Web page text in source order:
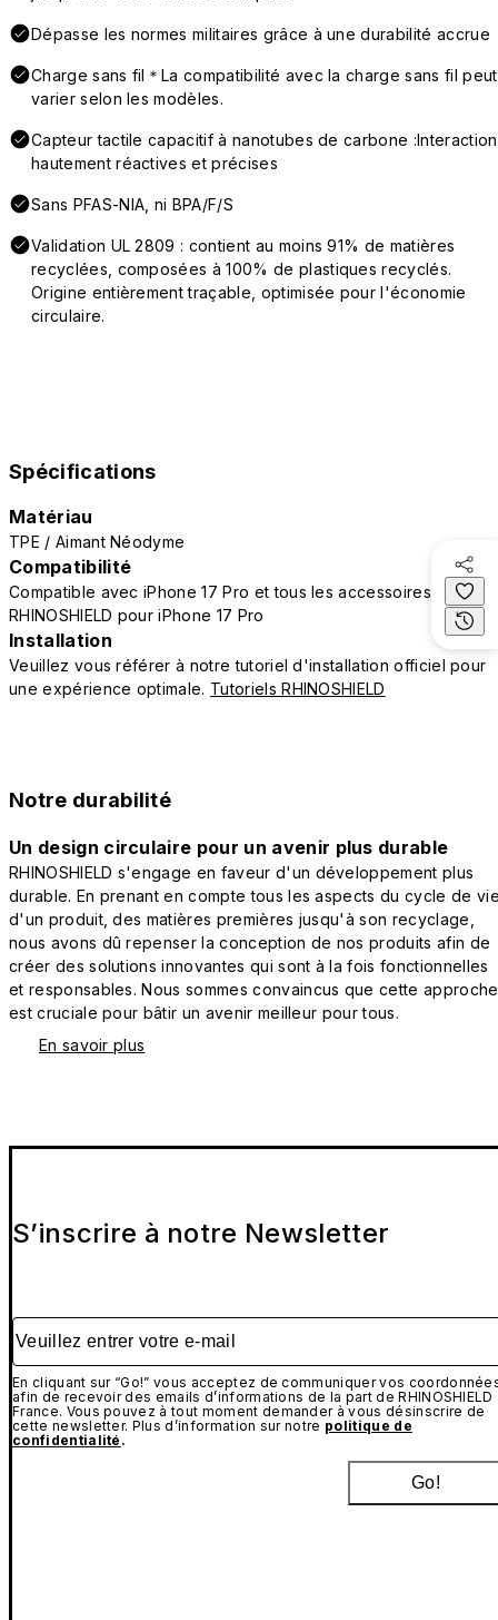
Dépasse les normes militaires grâce à une durabilité accrue
Charge sans fil＊La compatibilité avec la charge sans fil peut
varier selon les modèles.
Capteur tactile capacitif à nanotubes de carbone
hautement réactives et précises
Sans PFAS-NIA, ni BPA/F/S
Validation UL 2809 : contient au moins 91% de matières
recyclées, composées à 100% de plastiques recyclés.
Origine entièrement traçable, optimisée pour l'économie
circulaire.
Spécifications
Matériau
TPE / Aimant Néodyme
Compatibilité
Compatible avec iPhone 17 Pro et tous les accessoires
RHINOSHIELD pour iPhone 17 Pro
Installation
Veuillez vous référer à notre tutoriel d'installation officiel pour
une expérience optimale. Tutoriels RHINOSHIELD
Notre durabilité
Un design circulaire pour un avenir plus durable
RHINOSHIELD s'engage en faveur d'un développement plus
durable. En prenant en compte tous les aspects du cycle de
d'un produit, des matières premières jusqu'à son recyclage,
nous avons dû repenser la conception de nos produits afin de
créer des solutions innovantes qui sont à la fois fonctionnelles
et responsables. Nous sommes convaincus que cette approche
est cruciale pour bâtir un avenir meilleur pour tous.
En savoir plus
S’inscrire à notre Newsletter
Veuillez entrer votre e-mail
En cliquant sur “Go!” vous acceptez de communiquer vos
afin de recevoir des emails d’informations de la part de RHINOSHIELD
France. Vous pouvez à tout moment demander à vous désinscrire de
cette newsletter. Plus d’information sur notre politique de
confidentialité .
Go!